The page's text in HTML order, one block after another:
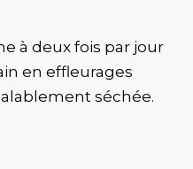
à deux fois par jour
en effleurages
séchée.